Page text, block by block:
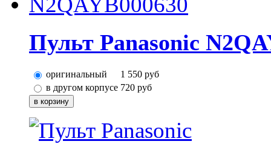
Пульт Panasonic
оригинальный 1 550 руб
в другом корпусе 720 руб